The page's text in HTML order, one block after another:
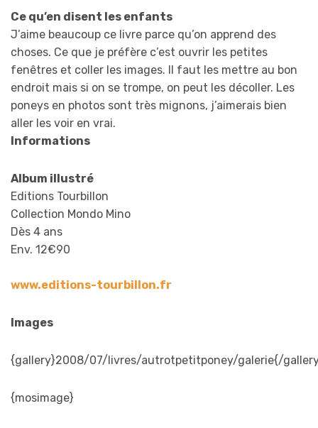
Ce qu’en disent les enfants
J’aime beaucoup ce livre parce qu’on apprend des
choses. Ce que je préfère c’est ouvrir les petites
fenêtres et coller les images. Il faut les mettre au bon
endroit mais si on se trompe, on peut les décoller. Les
poneys en photos sont très mignons, j’aimerais bien
aller les voir en vrai.
Informations
Album illustré
Editions Tourbillon
Collection Mondo Mino
Dès 4 ans
Env. 12€90
www.editions-tourbillon.fr
Images
{gallery}2008/07/livres/autrotpetitponey/galerie{/
{mosimage}